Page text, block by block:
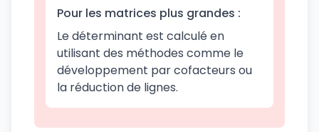
Pour les matrices plus grandes :
Le déterminant est calculé en
utilisant des méthodes comme le
développement par cofacteurs ou
la réduction de lignes.